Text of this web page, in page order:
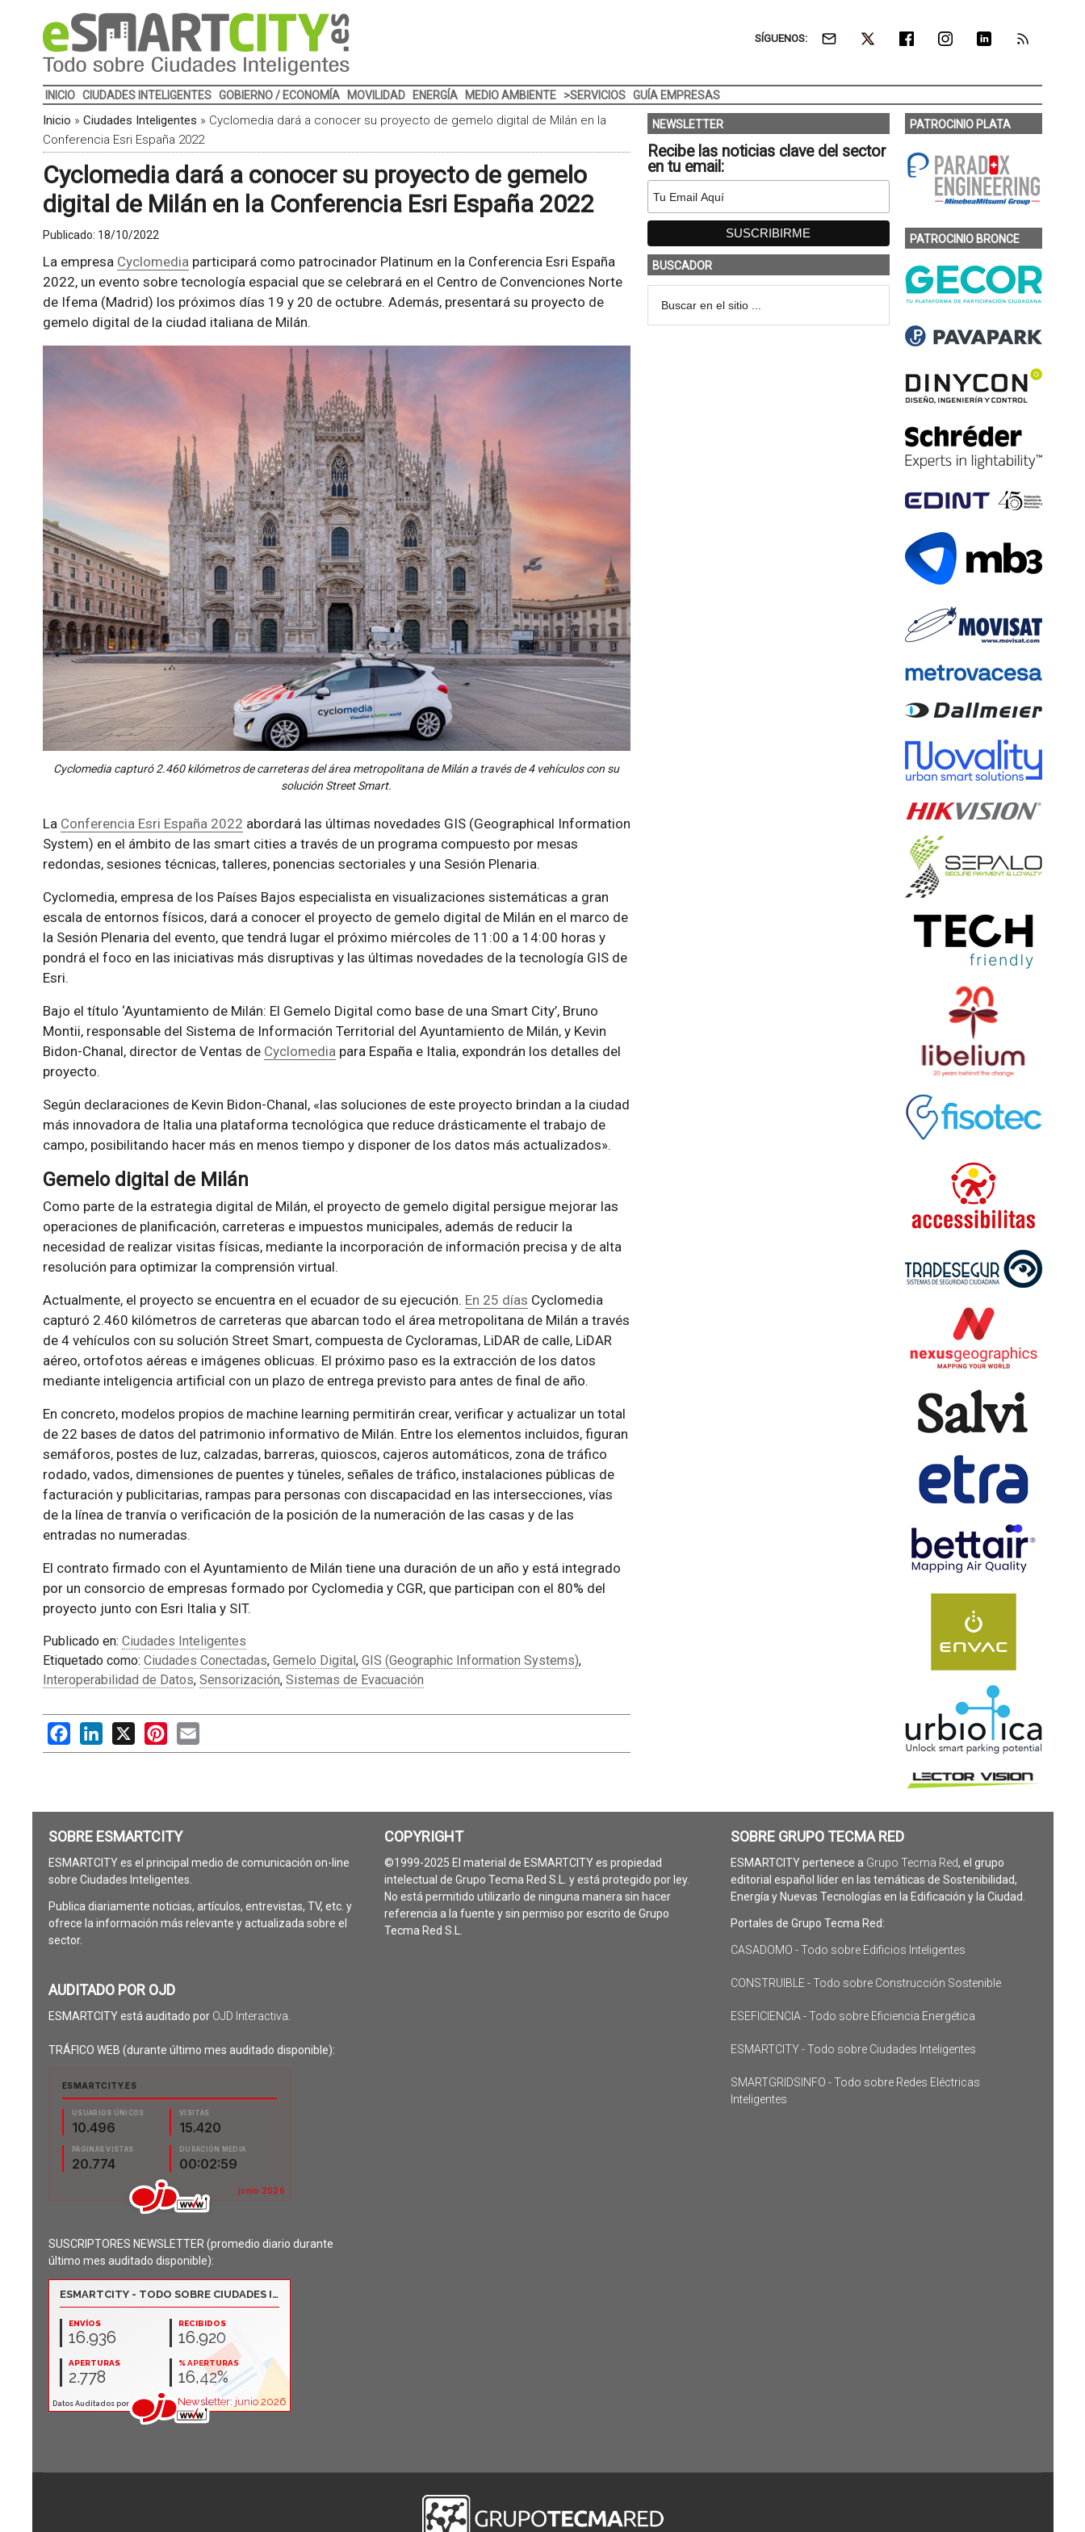
SÍGUENOS:
INICIO CIUDADES INTELIGENTES GOBIERNO / ECONOMÍA MOVILIDAD ENERGÍA MEDIO AMBIENTE >SERVICIOS GUÍA EMPRESAS
Inicio » Ciudades Inteligentes » Cyclomedia dará a conocer su proyecto de gemelo digital de Milán en la
Conferencia Esri España 2022
Cyclomedia dará a conocer su proyecto de gemelo
digital de Milán en la Conferencia Esri España 2022
Publicado: 18/10/2022
La empresa Cyclomediaparticipará como patrocinador Platinum en la Conferencia Esri España
2022, un evento sobre tecnología espacial que se celebrará en el Centro de Convenciones Norte
de Ifema (Madrid) los próximos días 19 y 20 de octubre. Además, presentará su proyecto de
gemelo digital de la ciudad italiana de Milán.
Cyclomedia capturó 2.460 kilómetros de carreteras del área metropolitana de Milán a través de 4 vehículos con su
solución Street Smart.
La Conferencia Esri España 2022 abordará las últimas novedades GIS (Geographical Information
System) en el ámbito de las smart cities a través de un programa compuesto por mesas
redondas, sesiones técnicas, talleres, ponencias sectoriales y una Sesión Plenaria.
Cyclomedia, empresa de los Países Bajos especialista en visualizaciones sistemáticas a gran
escala de entornos físicos, dará a conocer el proyecto de gemelo digital de Milán en el marco de
la Sesión Plenaria del evento, que tendrá lugar el próximo miércoles de 11:00 a 14:00 horas y
pondrá el foco en las iniciativas más disruptivas y las últimas novedades de la tecnología GIS de
Esri.
Bajo el título ‘Ayuntamiento de Milán: El Gemelo Digital como base de una Smart City’, Bruno
Montii, responsable del Sistema de Información Territorial del Ayuntamiento de Milán, y Kevin
Bidon-Chanal, director de Ventas de Cyclomediapara España e Italia, expondrán los detalles del
proyecto.
Según declaraciones de Kevin Bidon-Chanal, «las soluciones de este proyecto brindan a la ciudad
más innovadora de Italia una plataforma tecnológica que reduce drásticamente el trabajo de
campo, posibilitando hacer más en menos tiempo y disponer de los datos más actualizados».
Gemelo digital de Milán
Como parte de la estrategia digital de Milán, el proyecto de gemelo digital persigue mejorar las
operaciones de planificación, carreteras e impuestos municipales, además de reducir la
necesidad de realizar visitas físicas, mediante la incorporación de información precisa y de alta
resolución para optimizar la comprensión virtual.
Actualmente, el proyecto se encuentra en el ecuador de su ejecución. En 25 días Cyclomedia
capturó 2.460 kilómetros de carreteras que abarcan todo el área metropolitana de Milán a través
de 4 vehículos con su solución Street Smart, compuesta de Cycloramas, LiDAR de calle, LiDAR
aéreo, ortofotos aéreas e imágenes oblicuas. El próximo paso es la extracción de los datos
mediante inteligencia artificial con un plazo de entrega previsto para antes de final de año.
En concreto, modelos propios de machine learning permitirán crear, verificar y actualizar un total
de 22 bases de datos del patrimonio informativo de Milán. Entre los elementos incluidos, figuran
semáforos, postes de luz, calzadas, barreras, quioscos, cajeros automáticos, zona de tráfico
rodado, vados, dimensiones de puentes y túneles, señales de tráfico, instalaciones públicas de
facturación y publicitarias, rampas para personas con discapacidad en las intersecciones, vías
de la línea de tranvía o verificación de la posición de la numeración de las casas y de las
entradas no numeradas.
El contrato firmado con el Ayuntamiento de Milán tiene una duración de un año y está integrado
por un consorcio de empresas formado por Cyclomedia y CGR, que participan con el 80% del
proyecto junto con Esri Italia y SIT.
Publicado en: Ciudades Inteligentes
Etiquetado como: Ciudades Conectadas, Gemelo Digital , GIS (Geographic Information Systems),
Interoperabilidad de Datos, Sensorización, Sistemas de Evacuación
FacebookLinkedIn Pinterest
NEWSLETTER
Recibe las noticias clave del sector
en tu email:
BUSCADOR
PATROCINIO PLATA
PATROCINIO BRONCE
SOBRE ESMARTCITY
ESMARTCITY es el principal medio de comunicación on-line
sobre Ciudades Inteligentes.
Publica diariamente noticias, artículos, entrevistas, TV, etc. y
ofrece la información más relevante y actualizada sobre el
sector.
AUDITADO POR OJD
ESMARTCITY está auditado por OJD Interactiva
TRÁFICO WEB (durante último mes auditado disponible):
SUSCRIPTORES NEWSLETTER (promedio diario durante
último mes auditado disponible):
COPYRIGHT
©1999-2025 El material de ESMARTCITY es propiedad
intelectual de Grupo Tecma Red S.L. y está protegido por ley.
No está permitido utilizarlo de ninguna manera sin hacer
referencia a la fuente y sin permiso por escrito de Grupo
Tecma Red S.L.
SOBRE GRUPO TECMA RED
ESMARTCITY pertenece a Grupo Tecma Red, el grupo
editorial español líder en las temáticas de Sostenibilidad,
Energía y Nuevas Tecnologías en la Edificación y la Ciudad.
Portales de Grupo Tecma Red:
CASADOMO - Todo sobre Edificios Inteligentes
CONSTRUIBLE - Todo sobre Construcción Sostenible
ESEFICIENCIA - Todo sobre Eficiencia Energética
ESMARTCITY - Todo sobre Ciudades Inteligentes
SMARTGRIDSINFO - Todo sobre Redes Eléctricas
Inteligentes